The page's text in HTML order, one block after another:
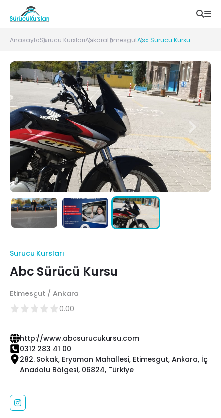
AnasayfaSürücü KurslarıAnkaraEtimesgutAbc Sürücü Kursu
Sürücü Kursları
Abc Sürücü Kursu
Etimesgut / Ankara
0.00
http://www.abcsurucukursu.com
0312 283 41 00
282. Sokak, Eryaman Mahallesi, Etimesgut, Ankara, İç
Anadolu Bölgesi, 06824, Türkiye